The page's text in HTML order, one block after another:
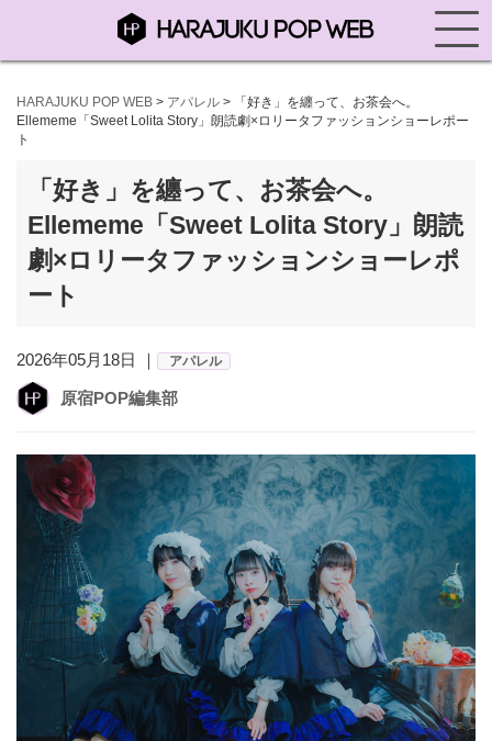
HARAJUKU POP WEB > アパレル >
「好き」を纏って、お茶会へ。
Ellememe「Sweet Lolita Story」朗読劇×ロリータファッションショーレポー
ト
「好き」を纏って、お茶会へ。
Ellememe「Sweet Lolita Story」朗読
劇×ロリータファッションショーレポ
ート
2026年05月18日 ｜ アパレル
原宿POP編集部